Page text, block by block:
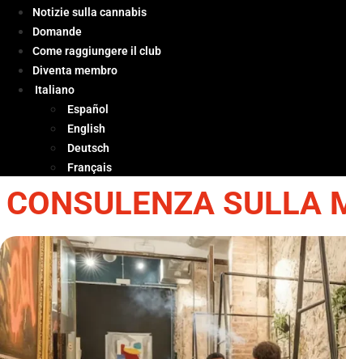
Notizie sulla cannabis
Domande
Come raggiungere il club
Diventa membro
Italiano
Español
English
Deutsch
Français
CONSULENZA SULLA